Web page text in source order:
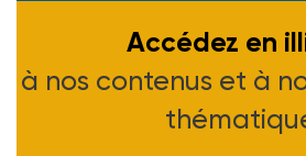
Accédez en
à nos contenus et à